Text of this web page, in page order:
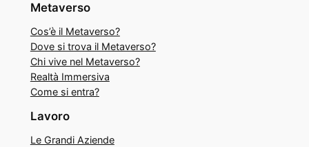
Metaverso
Cos’è il Metaverso?
Dove si trova il Metaverso?
Chi vive nel Metaverso?
Realtà Immersiva
Come si entra?
Lavoro
Le Grandi Aziende